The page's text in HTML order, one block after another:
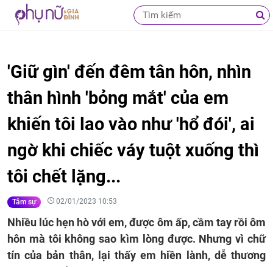
'Giữ gìn' đến đêm tân hôn, nhìn
thân hình 'bỏng mắt' của em
khiến tôi lao vào như 'hổ đói', ai
ngờ khi chiếc váy tuột xuống thì
tôi chết lặng...
Tâm sự 02/01/2023 10:53
Nhiều lúc hẹn hò với em, được ôm ấp, cầm tay rồi ôm
hôn mà tôi không sao kìm lòng được. Nhưng vì chữ
tín của bản thân, lại thấy em hiền lành, dễ thương